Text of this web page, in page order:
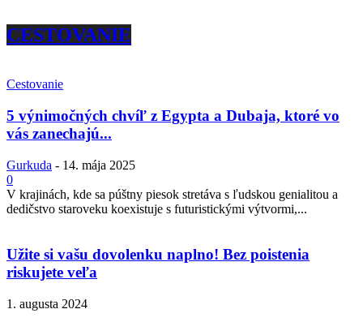
CESTOVANIE
Cestovanie
5 výnimočných chvíľ z Egypta a Dubaja, ktoré vo
vás zanechajú...
Gurkuda - 14. mája 2025
0
V krajinách, kde sa púštny piesok stretáva s ľudskou genialitou a
dedičstvo staroveku koexistuje s futuristickými výtvormi,...
Užite si vašu dovolenku naplno! Bez poistenia
riskujete veľa
1. augusta 2024